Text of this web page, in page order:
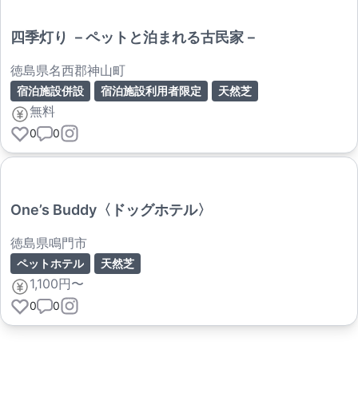
四季灯り －ペットと泊まれる古民家－
徳島県名西郡神山町
宿泊施設併設 宿泊施設利用者限定 天然芝
無料
0 0
One’s Buddy〈ドッグホテル〉
徳島県鳴門市
ペットホテル 天然芝
1,100円〜
0 0